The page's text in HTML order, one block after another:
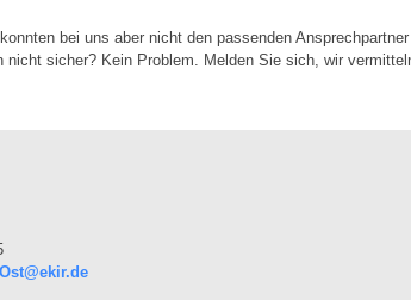
bei uns aber nicht den passenden Ansprechpartner
nicht sicher? Kein Problem. Melden Sie sich, wir